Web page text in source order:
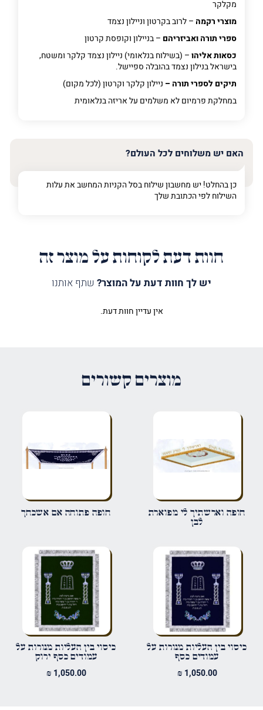
מקלקר
מוצרי רקמה – לרוב בקרטון וניילון נצמד
ספרי תורה ואביזריהם – בניילון וקופסת קרטון
כסאות אליהו– (בשילוח בנלאומי) ניילון נצמד קלקר ומשטח,
בישראל בנילון נצמד בהובלה ספיישל.
תיקים לספרי תורה – ניילון קלקר וקרטון (לכל מקום)
במחלקת פרמיוםלא משלמים על אריזה בנלאומית
האם יש משלוחים לכל העולם?
כן בהחלט! יש מחשבון שילוח בסל הקניות המחשב את עלות
השילוח לפי הכתובת שלך
חוות דעת לקוחות על מוצר זה
יש לך חוות דעת על המוצר? שתף אותנו
שם*
אימייל*
שמור בדפדפן זה את השם, האימייל והאתר שלי לפעם הבאה שאגיב.
אין עדיין חוות דעת.
מוצרים קשורים
חופה וארשתיך לי מפוארת
לבן
חופה פתוחה אם אשכחך
כיסוי בין העליות מנורות על
עמודים כסף
₪ 1,050.00
כיסוי בין העליות מנורות על
עמודים כסף ירוק
₪ 1,050.00